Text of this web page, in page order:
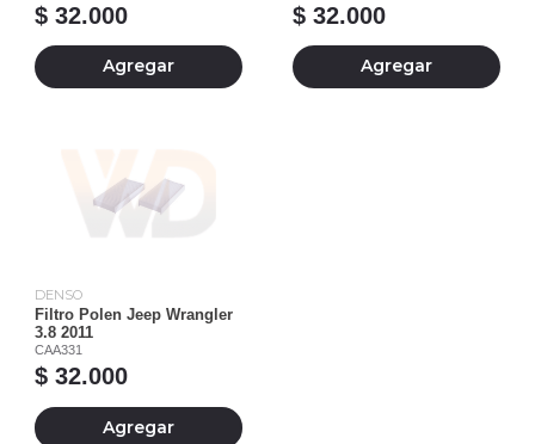
$ 32.000
Agregar
$ 32.000
Agregar
DENSO
Filtro Polen Jeep Wrangler
3.8 2011
CAA331
$ 32.000
Agregar